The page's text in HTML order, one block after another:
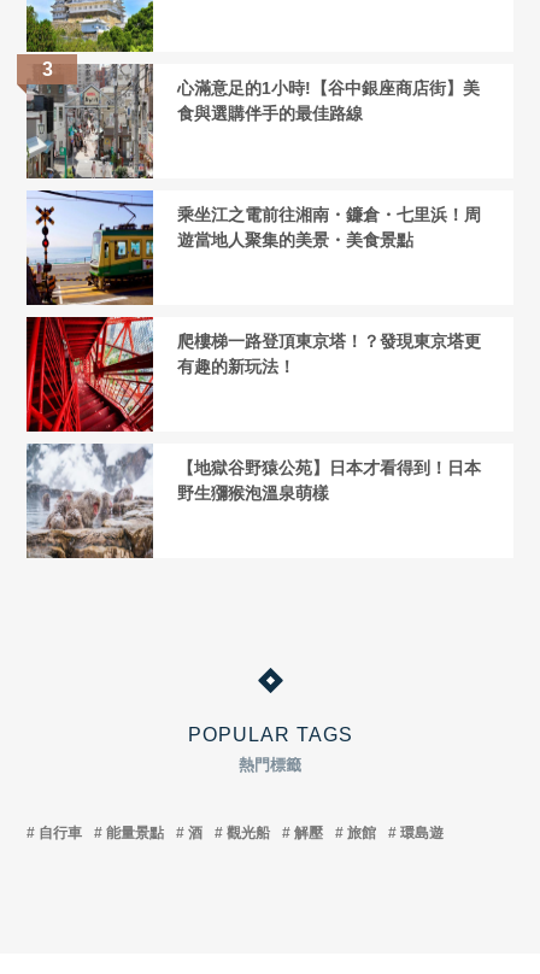
POPULAR TAGS
熱門標籤
自行車 能量景點 酒 觀光船 解壓 旅館 環島遊
心滿意足的1小時!【谷中銀座商店街】美
食與選購伴手的最佳路線
乘坐江之電前往湘南・鐮倉・七里浜！周
遊當地人聚集的美景・美食景點
爬樓梯一路登頂東京塔！？發現東京塔更
有趣的新玩法！
【地獄谷野猿公苑】日本才看得到！日本
野生獼猴泡溫泉萌樣